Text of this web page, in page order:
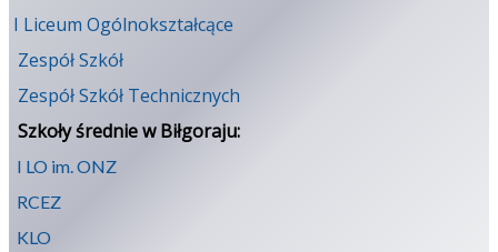
I Liceum Ogólnokształcące
Zespół Szkół
Zespół Szkół Technicznych
Szkoły średnie w Biłgoraju:
I LO im. ONZ
RCEZ
KLO